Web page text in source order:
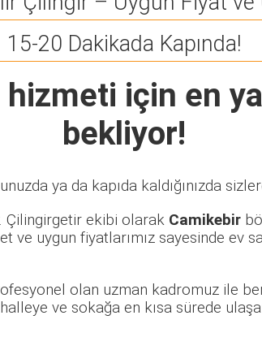
15-20 Dakikada Kapında!
hizmeti için en
bekliyor!
ya da kapıda kaldığınızda
Çilingirgetir ekibi olarak Camikebir
ve uygun fiyatlarımız sayesinde ev
olan uzman kadromuz ile
ve sokağa en kısa sürede